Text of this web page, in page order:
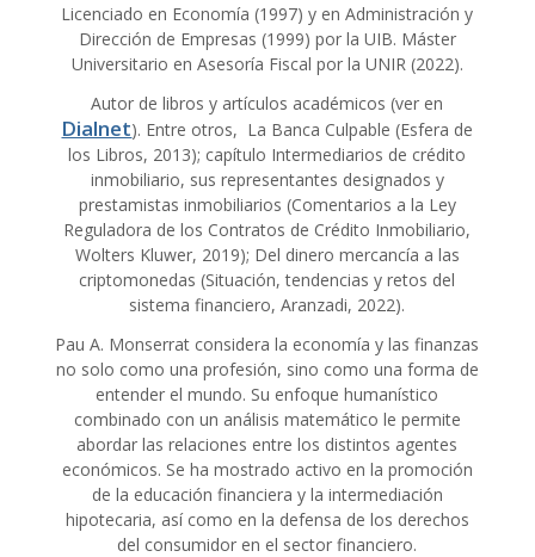
Licenciado en Economía (1997) y en Administración y
Dirección de Empresas (1999) por la UIB. Máster
Universitario en Asesoría Fiscal por la UNIR (2022).
Autor de libros y artículos académicos (ver en
Dialnet). Entre otros, La Banca Culpable (Esfera de
los Libros, 2013); capítulo Intermediarios de crédito
inmobiliario, sus representantes designados y
prestamistas inmobiliarios (Comentarios a la Ley
Reguladora de los Contratos de Crédito Inmobiliario,
Wolters Kluwer, 2019); Del dinero mercancía a las
criptomonedas (Situación, tendencias y retos del
sistema financiero, Aranzadi, 2022).
Pau A. Monserrat considera la economía y las finanzas
no solo como una profesión, sino como una forma de
entender el mundo. Su enfoque humanístico
combinado con un análisis matemático le permite
abordar las relaciones entre los distintos agentes
económicos. Se ha mostrado activo en la promoción
de la educación financiera y la intermediación
hipotecaria, así como en la defensa de los derechos
del consumidor en el sector financiero.